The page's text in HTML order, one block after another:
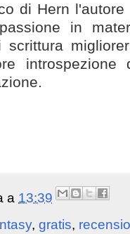
di Hern
in
introspezione
a 13:39
, gratis,